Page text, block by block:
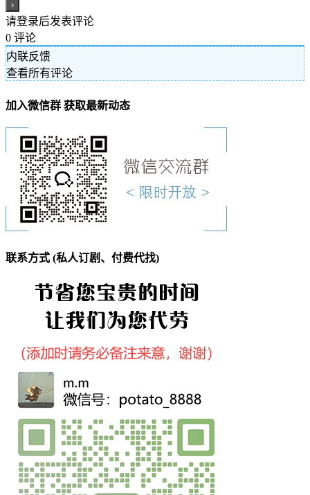
请登录后发表评论
0 评论
内联反馈
查看所有评论
加入微信群 获取最新动态
联系方式 (私人订剧、付费代找)